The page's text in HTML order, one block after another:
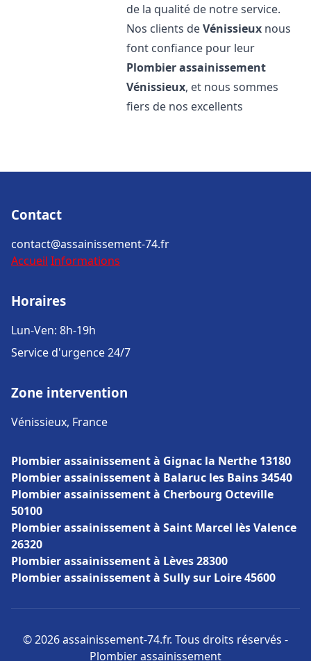
de la qualité de notre service.
Nos clients deVénissieux nous
font confiance pour leur
Plombier assainissement
Vénissieux, et nous sommes
fiers de nos excellents
Contact
contact@assainissement-74.fr
Accueil Informations
Horaires
Lun-Ven: 8h-19h
Service d'urgence 24/7
Zone intervention
Vénissieux, France
Plombier assainissement à Gignac la Nerthe 13180
Plombier assainissement à Balaruc les Bains 34540
Plombier assainissement à Cherbourg Octeville
50100
Plombier assainissement à Saint Marcel lès Valence
26320
Plombier assainissement à Lèves 28300
Plombier assainissement à Sully sur Loire 45600
© 2026 assainissement-74.fr. Tous droits réservés -
Plombier assainissement